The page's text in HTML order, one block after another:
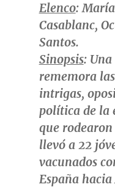
Elenco:
Casablanc,
Santos.
Sinopsis:
rememora
intrigas,
política de la
que
llevó a 22
vacunados
España